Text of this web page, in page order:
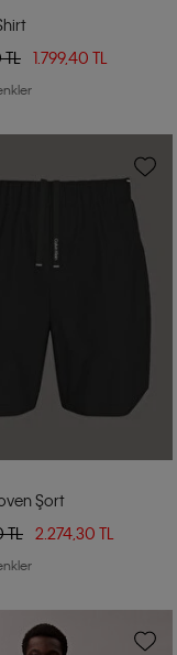
TL
1.799,40 TL
Şort
TL
2.274,30 TL